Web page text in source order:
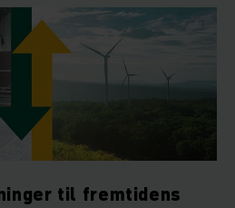
til fremtidens